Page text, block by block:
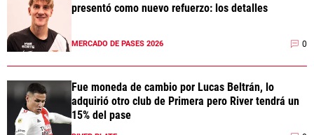
presentó como nuevo refuerzo: los detalles
MERCADO DE PASES 2026 0
Fue moneda de cambio por Lucas Beltrán, lo
adquirió otro club de Primera pero River tendrá un
15% del pase